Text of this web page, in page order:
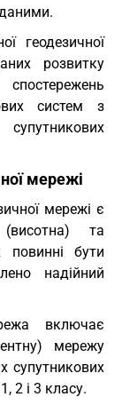
геодезичної
розвитку
систем з
мережі
мережі є
(висотна) та
повинні бути
надійний
включає
мережу
супутникових
2 і 3 класу.